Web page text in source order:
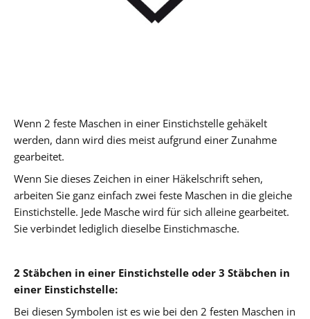
Wenn 2 feste Maschen in einer Einstichstelle gehäkelt
werden, dann wird dies meist aufgrund einer Zunahme
gearbeitet.
Wenn Sie dieses Zeichen in einer Häkelschrift sehen,
arbeiten Sie ganz einfach zwei feste Maschen in die gleiche
Einstichstelle. Jede Masche wird für sich alleine gearbeitet.
Sie verbindet lediglich dieselbe Einstichmasche.
2 Stäbchen in einer Einstichstelle oder 3 Stäbchen in
einer Einstichstelle:
Bei diesen Symbolen ist es wie bei den 2 festen Maschen in